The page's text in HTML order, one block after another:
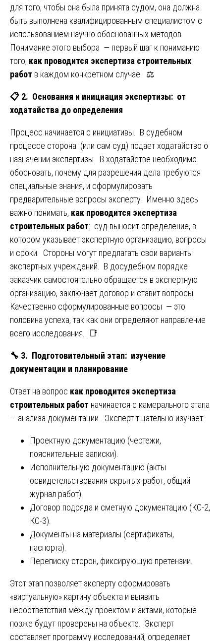
для того, чтобы она была принята судом, она должна
быть выполнена квалифицированным специалистом с
использованием научно обоснованных методов.
Понимание этого выбора — первый шаг к пониманию
того, как проводится экспертиза строительных
работ в каждом конкретном случае. ⚖️
📋 2. Основания и инициация экспертизы: от
ходатайства до определения
Процесс начинается с инициативы. В судебном
процессе сторона (или сам суд) подает ходатайство о
назначении экспертизы. В ходатайстве необходимо
обосновать, почему для разрешения дела требуются
специальные знания, и сформулировать
предварительные вопросы эксперту. Именно здесь
важно понимать, как проводится экспертиза
строительных работ: суд выносит определение, в
котором указывает экспертную организацию, вопросы
и сроки. Стороны могут предлагать свои варианты
экспертных учреждений. В досудебном порядке
заказчик самостоятельно обращается в экспертную
организацию, заключает договор и ставит вопросы.
Качественно сформулированные вопросы — это
половина успеха, так как они определяют направление
всего исследования. 📑
🔧 3. Подготовительный этап: изучение
документации и планирование
Ответ на вопрос как проводится экспертиза
строительных работ начинается с камерального этапа
— анализа документации. Эксперт тщательно изучает:
Проектную документацию (чертежи,
пояснительные записки).
Исполнительную документацию (акты
освидетельствования скрытых работ, общий
журнал работ).
Договор подряда и сметную документацию (КС-2,
КС-3).
Документы на материалы (сертификаты,
паспорта).
Переписку сторон, фиксирующую претензии.
Этот этап позволяет эксперту сформировать
«виртуальную» картину объекта и выявить
несоответствия между проектом и актами, которые
позже будут проверены на объекте. Эксперт
составляет программу исследований, определяет